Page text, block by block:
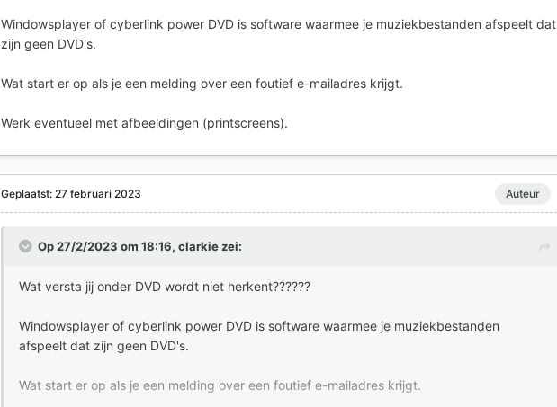
Windowsplayer of cyberlink power DVD is software waarmee je muziekbestanden afspeelt dat
zijn geen DVD's.
Wat start er op als je een melding over een foutief e-mailadres krijgt.
Werk eventueel met afbeeldingen (printscreens).
Auteur
Geplaatst: 27 februari 2023
Op 27/2/2023 om 18:16,clarkiezei:
Wat versta jij onder DVD wordt niet herkent??????
Windowsplayer of cyberlink power DVD is software waarmee je muziekbestanden
afspeelt dat zijn geen DVD's.
Wat start er op als je een melding over een foutief e-mailadres krijgt.